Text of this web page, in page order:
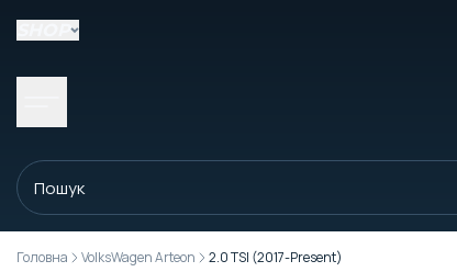
Головна VolksWagen Arteon 2.0 TSI (2017-Present)